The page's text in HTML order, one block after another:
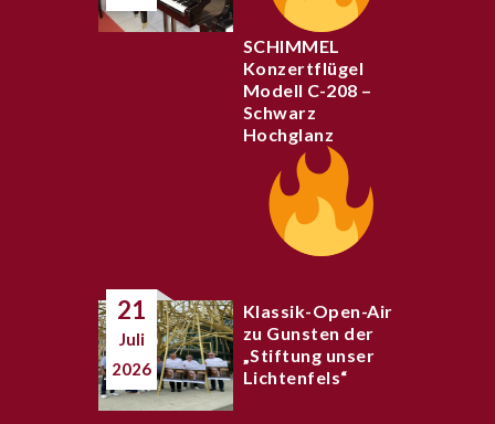
SCHIMMEL
Konzertflügel
Modell C-208 –
Schwarz
Hochglanz
21
Juli
2026
Klassik-Open-Air
zu Gunsten der
„Stiftung unser
Lichtenfels“